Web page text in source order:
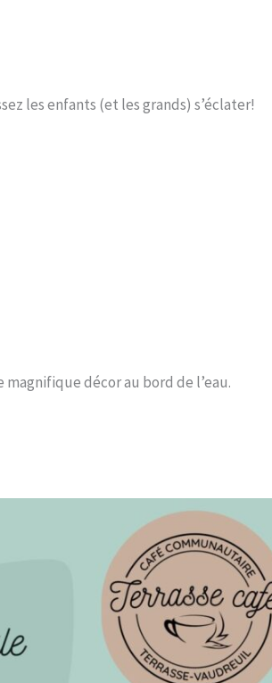
les enfants (et les grands) s’éclater!
décor au bord de l’eau.